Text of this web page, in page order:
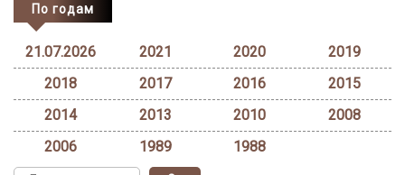
По годам
21.07.2026 2021 2020
2019
2018
2017 2016
2015
2014
2013 2010
2008
2006
1989 1988